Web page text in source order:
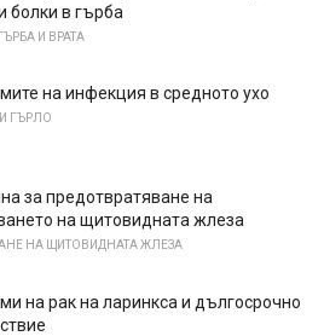
болки в гърба
И ВРАТА
на инфекция в средното ухо
ГЪРЛО
за предотвратяване на
на щитовидната жлеза
НА ЩИТОВИДНАТА ЖЛЕЗА
на рак на ларинкса и дългосрочно